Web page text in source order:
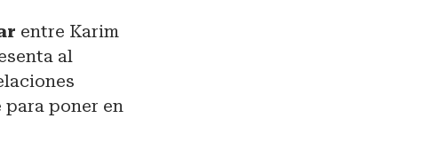
entre Karim
al
poner en